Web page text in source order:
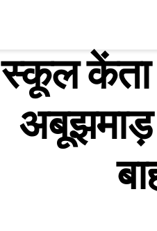
स्कूल केंता
अबूझमाड़